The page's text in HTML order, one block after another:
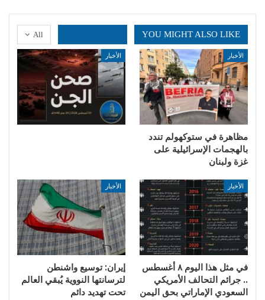
All YOU MIGHT ALSO LIKE
الأخبار
مظاهرة في ستوكهولم تندد
بالهجمات الإسرائيلية على
غزة ولبنان
الأخبار
الأخبار
في مثل هذا اليوم ٨ أغسطس
.. جرائم التحالف الأمريكي
السعودي الإماراتي بحق اليمن
الأخبار
إيران: توسيع واشنطن
لترسانتها النووية يُبقي العالم
تحت تهديد دائم